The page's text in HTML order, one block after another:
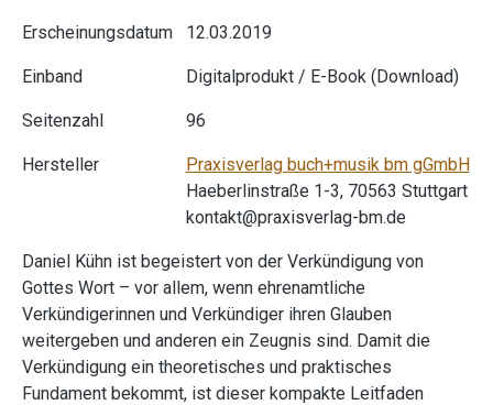
Erscheinungsdatum 12.03.2019
Einband Digitalprodukt / E-Book (Download)
Seitenzahl 96
Hersteller
Praxisverlag buch+musik bm gGmbH
Haeberlinstraße 1-3, 70563 Stuttgart
kontakt@praxisverlag-bm.de
Daniel Kühn ist begeistert von der Verkündigung von
Gottes Wort – vor allem, wenn ehrenamtliche
Verkündigerinnen und Verkündiger ihren Glauben
weitergeben und anderen ein Zeugnis sind. Damit die
Verkündigung ein theoretisches und praktisches
Fundament bekommt, ist dieser kompakte Leitfaden